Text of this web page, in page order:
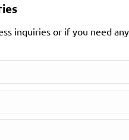
inquiries or if you need